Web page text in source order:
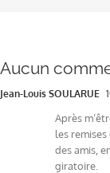
Aucun
Jean-Louis SOULARUE
Après
les
des amis,
giratoire.